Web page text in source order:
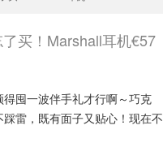
买！Marshall耳机€57
囤一波伴手礼才行啊～巧克
雷，既有面子又贴心！现在不